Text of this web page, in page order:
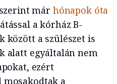
már hónapok óta
a kórház B-
között a szülészet is
alatt egyáltalán nem
ezért
a